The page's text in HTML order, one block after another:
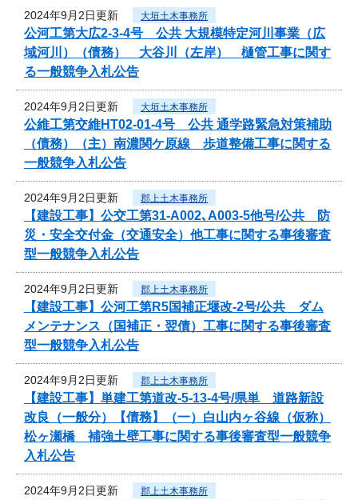
2024年9月2日更新 大垣土木事務所
公河工第大広2-3-4号 公共 大規模特定河川事業（広
域河川）（債務） 大谷川（左岸） 樋管工事に関す
る一般競争入札公告
2024年9月2日更新 大垣土木事務所
公維工第交維HT02-01-4号 公共 通学路緊急対策補助
（債務）（主）南濃関ケ原線 歩道整備工事に関する
一般競争入札公告
2024年9月2日更新 郡上土木事務所
【建設工事】公交工第31-A002､A003-5他号/公共 防
災・安全交付金（交通安全）他工事に関する事後審査
型一般競争入札公告
2024年9月2日更新 郡上土木事務所
【建設工事】公河工第R5国補正堰改-2号/公共 ダム
メンテナンス（国補正・翌債）工事に関する事後審査
型一般競争入札公告
2024年9月2日更新 郡上土木事務所
【建設工事】単建工第道改-5-13-4号/県単 道路新設
改良（一般分）【債務】（一）白山内ヶ谷線（仮称）
松ヶ瀬橋 補強土壁工事に関する事後審査型一般競争
入札公告
2024年9月2日更新 郡上土木事務所